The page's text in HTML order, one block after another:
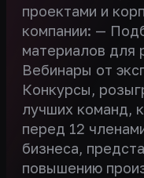
проектами и
компании: —
материалов для
Вебинары от
Конкурсы,
лучших команд,
перед 12
бизнеса,
повышению